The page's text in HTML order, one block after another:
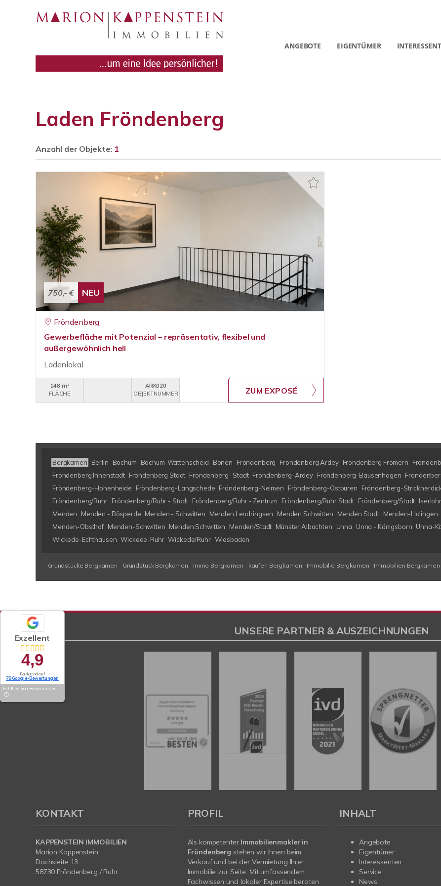
ANGEBOTE EIGENTÜMER
Laden Fröndenberg
Anzahl der Objekte: 1
750,- € NEU
Fröndenberg
Gewerbefläche mit Potenzial – repräsentativ, flexibel und
außergewöhnlich hell
Ladenlokal
148 m²
FLÄCHE
ARK020
OBJEKTNUMMER
ZUM EXPOSÉ
Bergkamen Berlin Bochum Bochum-Wattenscheid Bönen Fröndenberg Fröndenberg Ardey Fröndenberg Frömern
Fröndenberg Innenstadt Fröndenberg Stadt Fröndenberg- Stadt Fröndenberg-Ardey Fröndenberg-Bausenhagen
Fröndenberg-Hohenheide
Fröndenberg-Langschede Fröndenberg-Neimen Fröndenberg-Ostbüren Fröndenberg-
Fröndenberg/Ruhr Fröndenberg/Ruhr - Stadt Fröndenberg/Ruhr - Zentrum Fröndenberg/Ruhr Stadt Fröndenberg/Stadt
Menden
Menden - Bösperde Menden - Schwitten Menden Lendringsen Menden Schwitten Menden Stadt Menden-Halingen
Menden-Obsthof Menden-Schwitten Menden.Schwitten Menden/Stadt Münster Albachten Unna Unna - Königsborn Unna-
Wickede-Echthausen Wickede-Ruhr Wickede/Ruhr Wiesbaden
Grundstücke Bergkamen Grundstück Bergkamen Immo Bergkamen kaufen Bergkamen Immobilie Bergkamen Immobilien Bergkamen
Exzellent
4,9
Basierend auf
78 Google-Bewertungen
Echtheit von Bewertungen
UNSERE PARTNER & AUSZEICHNUNGEN
KONTAKT
KAPPENSTEIN IMMOBILIEN
Marion Kappenstein
Dachsleite 13
58730 Fröndenberg / Ruhr
PROFIL
Als kompetenter Immobilienmakler in
Fröndenberg stehen wir Ihnen beim
Verkauf und bei der Vermietung Ihrer
Immobilie zur Seite. Mit umfassendem
Fachwissen und lokaler Expertise beraten
INHALT
Angebote
Eigentümer
Interessenten
Service
News